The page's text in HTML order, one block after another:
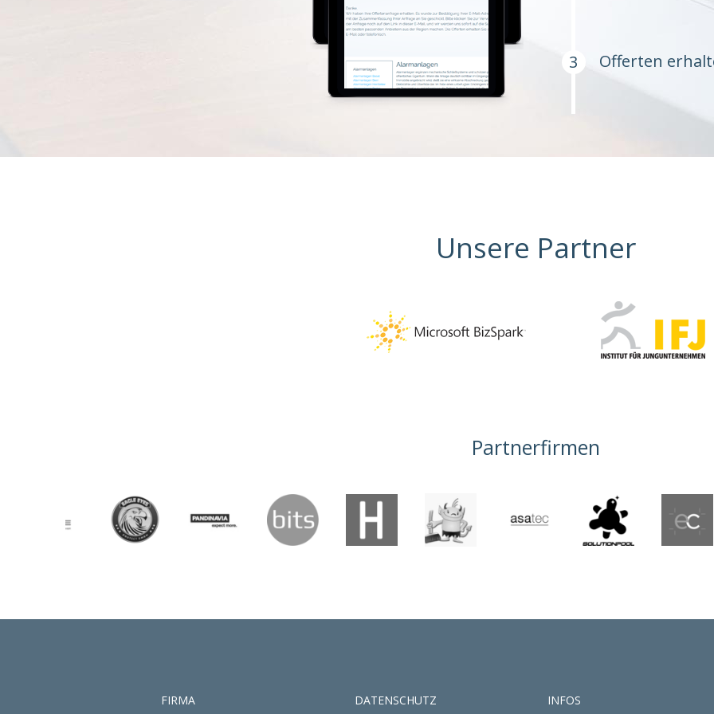
Offerten
Unsere Partner
Partnerfirmen
FIRMA DATENSCHUTZ INFOS